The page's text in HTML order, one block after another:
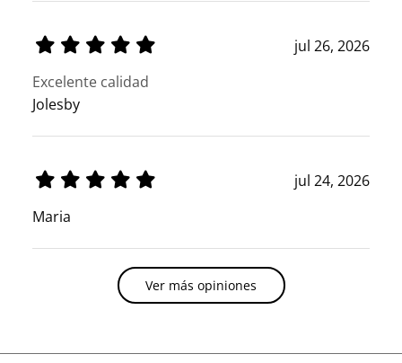
jul 26, 2026
Excelente calidad
Jolesby
jul 24, 2026
Maria
Ver más opiniones